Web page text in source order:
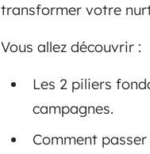
transformer votre
Vous allez découvrir :
Les 2 piliers
campagnes.
Comment